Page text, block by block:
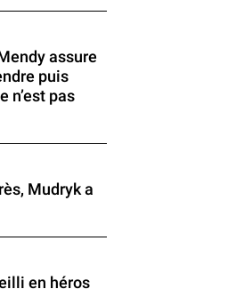
assure
puis
n’est pas
Mudryk a
en héros